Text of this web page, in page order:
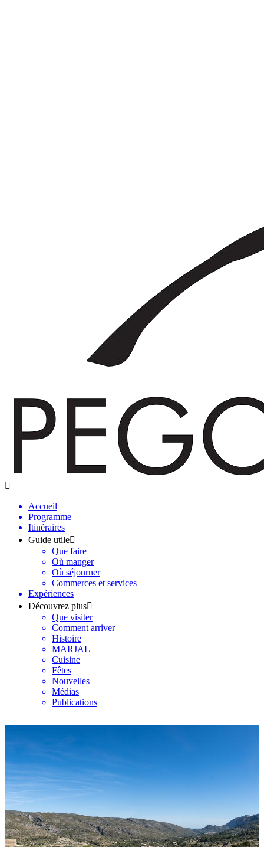
Accueil
Programme
Itinéraires
Guide utile
Que faire
Où manger
Où séjourner
Commerces et services
Expériences
Découvrez plus
Que visiter
Comment arriver
Histoire
MARJAL
Cuisine
Fêtes
Nouvelles
Médias
Publications